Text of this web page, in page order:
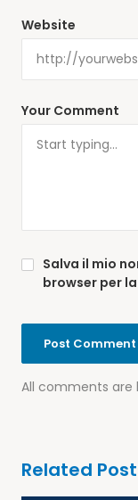
Your Comment
All comments are
Website
Salva il mio
browser per
Related